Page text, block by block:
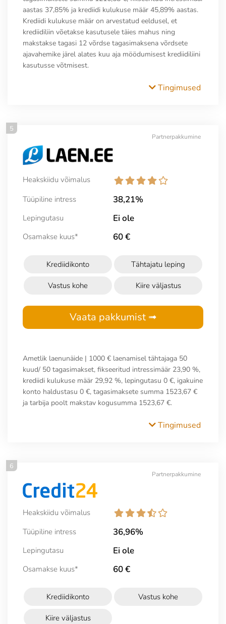
aastas 37,85% ja krediidi kulukuse määr 45,89% aastas.
Krediidi kulukuse määr on arvestatud eeldusel, et
krediidiliin võetakse kasutusele täies mahus ning
makstakse tagasi 12 võrdse tagasimaksena võrdsete
ajavahemike järel alates kuu aja möödumisest krediidiliini
kasutusse võtmisest.
Tingimused
5
Heakskiidu võimalus
Tüüpiline intress
38,21%
Lepingutasu Ei ole
Osamakse kuus* 60 €
Krediidikonto Tähtajatu leping
Vastus kohe Kiire väljastus
Vaata pakkumist ➟
Partnerpakkumine
Ametlik laenunäide | 1000 € laenamisel tähtajaga 50
kuud/ 50 tagasimakset, fikseeritud intressimäär 23,90 %,
krediidi kulukuse määr 29,92 %, lepingutasu 0 €, igakuine
konto haldustasu 0 €, tagasimaksete summa 1523,67 €
ja tarbija poolt makstav kogusumma 1523,67 €.
Tingimused
6
Heakskiidu võimalus
Tüüpiline intress
36,96%
Lepingutasu Ei ole
Osamakse kuus* 60 €
Krediidikonto Vastus kohe
Kiire väljastus
Partnerpakkumine